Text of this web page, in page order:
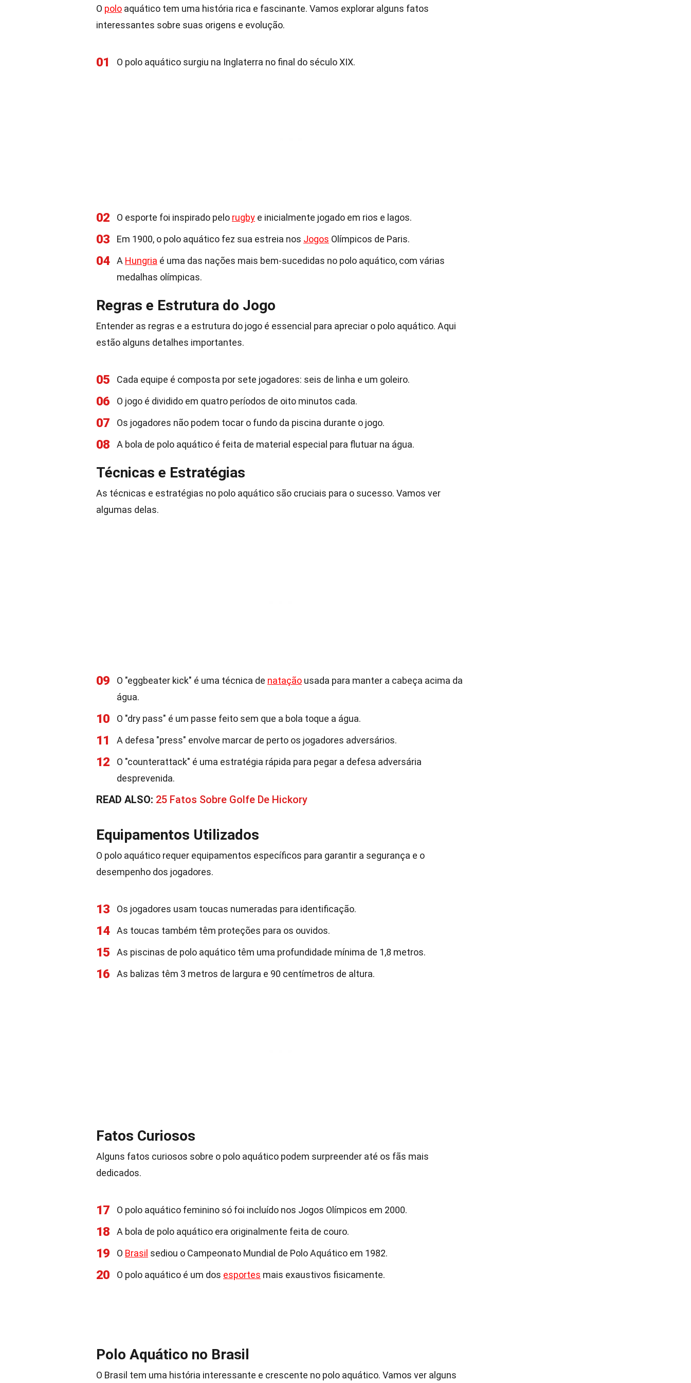
O polo aquático tem uma história rica e fascinante. Vamos explorar alguns fatos
interessantes sobre suas origens e evolução.
01 O polo aquático surgiu na Inglaterra no final do século XIX.
02 O esporte foi inspirado pelo rugby e inicialmente jogado em rios e lagos.
03 Em 1900, o polo aquático fez sua estreia nos Jogos Olímpicos de Paris.
04 A Hungria é uma das nações mais bem-sucedidas no polo aquático, com várias
medalhas olímpicas.
Regras e Estrutura do Jogo
Entender as regras e a estrutura do jogo é essencial para apreciar o polo aquático. Aqui
estão alguns detalhes importantes.
05 Cada equipe é composta por sete jogadores: seis de linha e um goleiro.
06 O jogo é dividido em quatro períodos de oito minutos cada.
07 Os jogadores não podem tocar o fundo da piscina durante o jogo.
08 A bola de polo aquático é feita de material especial para flutuar na água.
Técnicas e Estratégias
As técnicas e estratégias no polo aquático são cruciais para o sucesso. Vamos ver
algumas delas.
09 O "eggbeater kick" é uma técnica de natação usada para manter a cabeça acima da
água.
10 O "dry pass" é um passe feito sem que a bola toque a água.
11 A defesa "press" envolve marcar de perto os jogadores adversários.
12
O "counterattack" é uma estratégia rápida para pegar a defesa adversária
desprevenida.
READ ALSO: 25 Fatos Sobre Golfe De Hickory
Equipamentos Utilizados
O polo aquático requer equipamentos específicos para garantir a segurança e o
desempenho dos jogadores.
13 Os jogadores usam toucas numeradas para identificação.
14 As toucas também têm proteções para os ouvidos.
15 As piscinas de polo aquático têm uma profundidade mínima de 1,8 metros.
16 As balizas têm 3 metros de largura e 90 centímetros de altura.
Fatos Curiosos
Alguns fatos curiosos sobre o polo aquático podem surpreender até os fãs mais
dedicados.
17 O polo aquático feminino só foi incluído nos Jogos Olímpicos em 2000.
18 A bola de polo aquático era originalmente feita de couro.
19 O Brasil sediou o Campeonato Mundial de Polo Aquático em 1982.
20 O polo aquático é um dos esportes mais exaustivos fisicamente.
Polo Aquático no Brasil
O Brasil tem uma história interessante e crescente no polo aquático. Vamos ver alguns